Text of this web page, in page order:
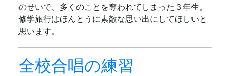
のせいで、多くのことを奪われてしまった３年生。
修学旅行はほんとうに素敵な思い出にしてほしいと
思います。
全校合唱の練習